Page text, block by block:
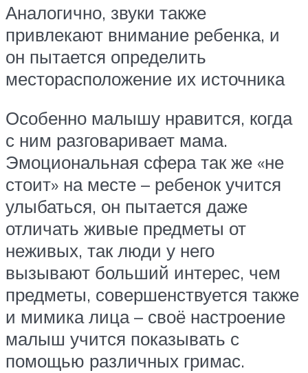
Аналогично, звуки также
привлекают внимание ребенка, и
он пытается определить
месторасположение их источника
Особенно малышу нравится, когда
с ним разговаривает мама.
Эмоциональная сфера так же «не
стоит» на месте – ребенок учится
улыбаться, он пытается даже
отличать живые предметы от
неживых, так люди у него
вызывают больший интерес, чем
предметы, совершенствуется также
и мимика лица – своё настроение
малыш учится показывать с
помощью различных гримас.